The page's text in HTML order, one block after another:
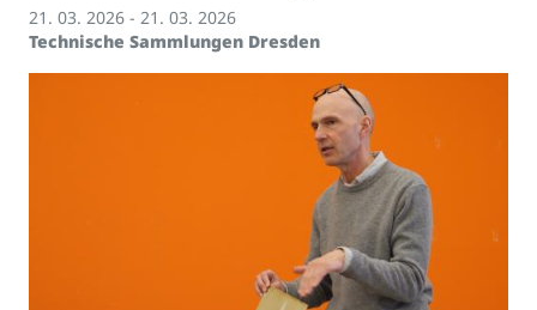
21. 03. 2026 - 21. 03. 2026
Technische Sammlungen Dresden